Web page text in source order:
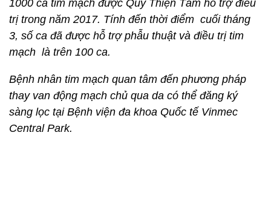
1000 ca tim mạch được Quỹ Thiện Tâm hỗ trợ điều
trị trong năm 2017. Tính đến thời điểm cuối tháng
3, số ca đã được hỗ trợ phẫu thuật và điều trị tim
mạch là trên 100 ca.
Bệnh nhân tim mạch quan tâm đến phương pháp
thay van động mạch chủ qua da có thể đăng ký
sàng lọc tại Bệnh viện đa khoa Quốc tế Vinmec
Central Park.